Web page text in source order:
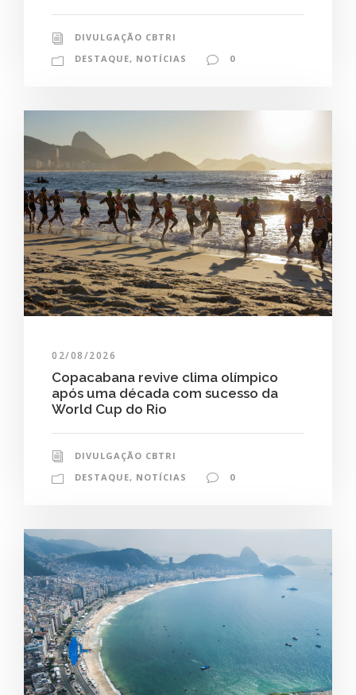
DIVULGAÇÃO CBTRI
DESTAQUE, NOTÍCIAS 0
02/08/2026
Copacabana revive clima olímpico
após uma década com sucesso da
World Cup do Rio
DIVULGAÇÃO CBTRI
DESTAQUE, NOTÍCIAS 0